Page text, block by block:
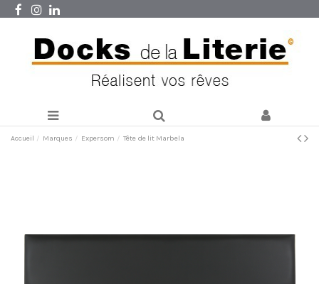
Accueil Marques Expersom Tête de lit Marbela